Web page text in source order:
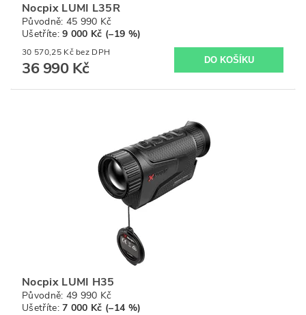
Nocpix LUMI L35R
Původně: 45 990 Kč
Ušetříte:9 000 Kč (–19 %)
30 570,25 Kč bez DPH
36 990 Kč
Nocpix LUMI H35
Původně: 49 990 Kč
Ušetříte:7 000 Kč (–14 %)